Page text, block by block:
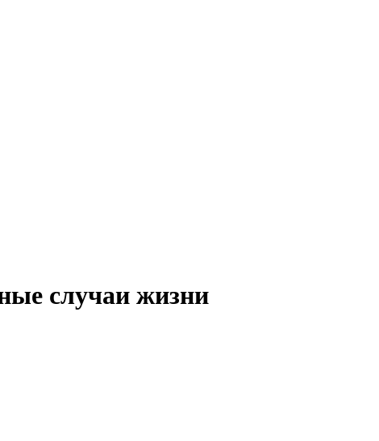
случаи жизни